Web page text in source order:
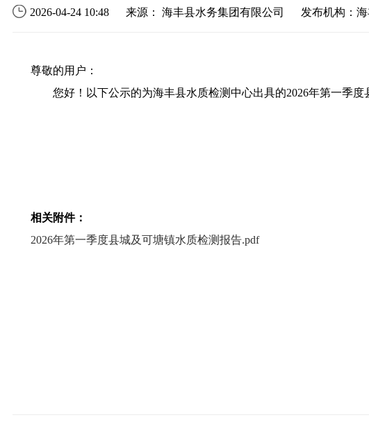
2026-04-24 10:48 来源： 海丰县水务集团有限公司 发布机构：
尊敬的用户：
您好！以下公示的为海丰县水质检测中心出具的2026年第一季度
相关附件：
2026年第一季度县城及可塘镇水质检测报告.pdf